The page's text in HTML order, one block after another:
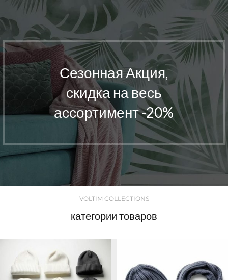
Сезонная Акция,
скидка на весь
ассортимент -20%
VOLTIM COLLECTIONS
категории товаров